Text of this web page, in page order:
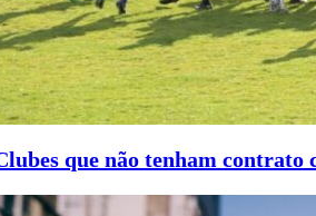
que não tenham